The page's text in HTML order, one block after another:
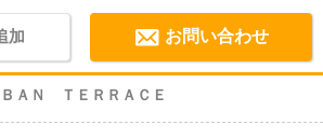
加 お問い合わせ
ＢＡＮ ＴＥＲＲＡＣＥ